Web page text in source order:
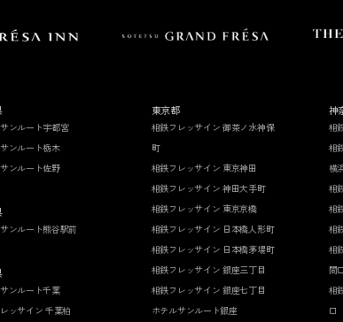
ンルート宇都宮
ンルート栃木
ンルート佐野
ンルート熊谷駅前
ンルート千葉
ッサイン 千葉柏
東京都
相鉄フレッサイン 御茶ノ水神保
町
相鉄フレッサイン 東京神田
相鉄フレッサイン 神田大手町
相鉄フレッサイン 東京京橋
相鉄フレッサイン 日本橋人形町
相鉄フレッサイン 日本橋茅場町
相鉄フレッサイン 銀座三丁目
相鉄フレッサイン 銀座七丁目
ホテルサンルート銀座
神
相
相
横
相
相
相
相
間口
相
口